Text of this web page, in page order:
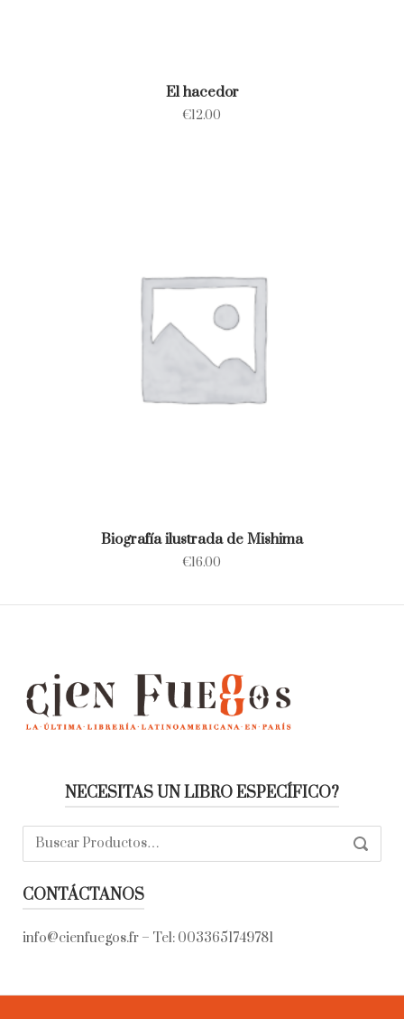
El hacedor
€12.00
Biografía ilustrada de Mishima
€16.00
NECESITAS UN LIBRO ESPECÍFICO?
Buscar:
CONTÁCTANOS
info@cienfuegos.fr – Tel: 0033651749781